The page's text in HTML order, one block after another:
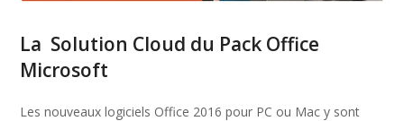
La Solution Cloud du Pack Office
Microsoft
Les nouveaux logiciels Office 2016 pour PC ou Mac y sont